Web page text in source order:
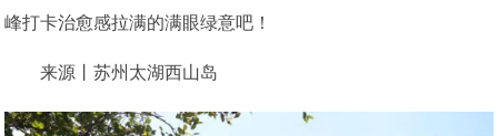
峰打卡治愈感拉满的满眼绿意吧！
来源丨苏州太湖西山岛